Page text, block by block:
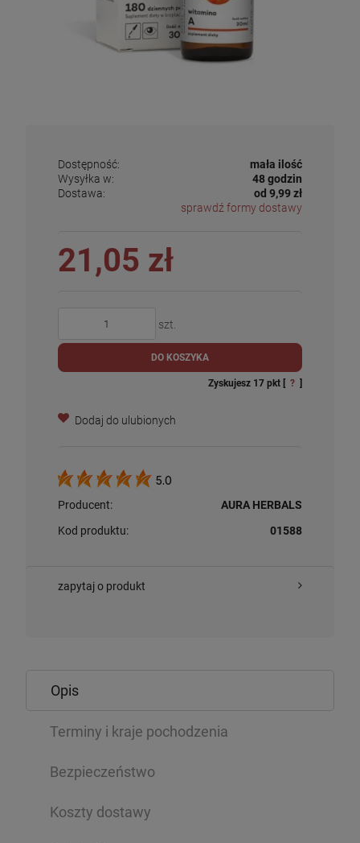
Dostępność:
mała ilość
Wysyłka w:
48 godzin
Dostawa:
od 9,99 zł
sprawdź formy dostawy
21,05 zł
szt.
DO KOSZYKA
Zyskujesz 17 pkt [ ? ]
Dodaj do ulubionych
5.0
Producent:
AURA HERBALS
Kod produktu:
01588
zapytaj o produkt
Opis
Terminy i kraje pochodzenia
Bezpieczeństwo
Koszty dostawy